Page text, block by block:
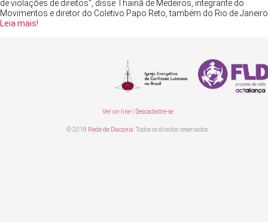
de violações de direitos", disse Thainã de Medeiros, integrante do
Movimentos e diretor do Coletivo Papo Reto, também do Rio de
Leia mais!
Ver on-line| Descadastre-se
© 2018 Rede de Diaconia . Todos os direitos reservados.